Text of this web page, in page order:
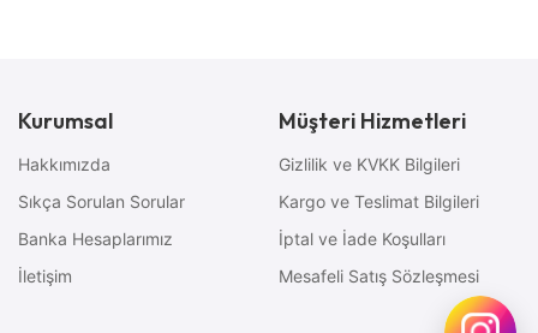
Kurumsal
Hakkımızda
Sıkça Sorulan Sorular
Banka Hesaplarımız
İletişim
Müşteri Hizmetleri
Gizlilik ve KVKK Bilgileri
Kargo ve Teslimat Bilgileri
İptal ve İade Koşulları
Mesafeli Satış Sözleşmesi